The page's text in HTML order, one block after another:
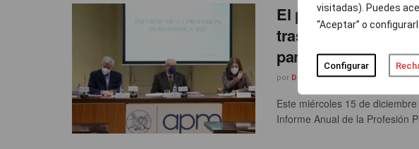
visitadas). Puedes
“Aceptar” o
Configurar
El paro se reduce
tras el aumento
pandemia
por Daniel Pueblas DICIEMBRE
Este miércoles 15 de
Informe Anual de la Profesión